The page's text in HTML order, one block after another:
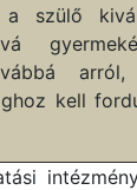
a szülő
kell